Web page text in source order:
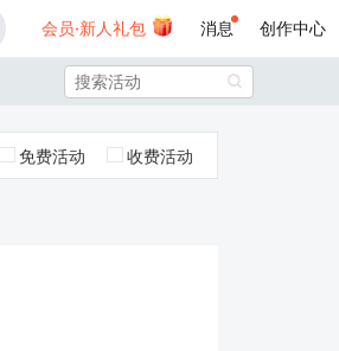
会员·新人礼包 消息 创作中心

免费活动 收费活动